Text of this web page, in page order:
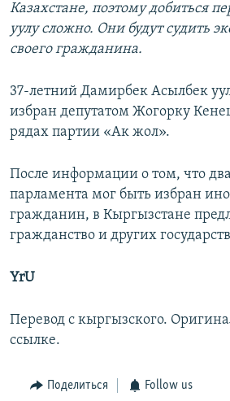
Казахстане, поэтому добиться
уулу сложно. Они будут судить
своего гражданина.
37-летний Дамирбек Асылбек
избран депутатом Жогорку
рядах партии «Ак жол».
После информации о том, что
парламента мог быть избран
гражданин, в Кыргызстане
гражданство и других
YrU
Перевод с кыргызского.
ссылке.
Поделиться Follow us